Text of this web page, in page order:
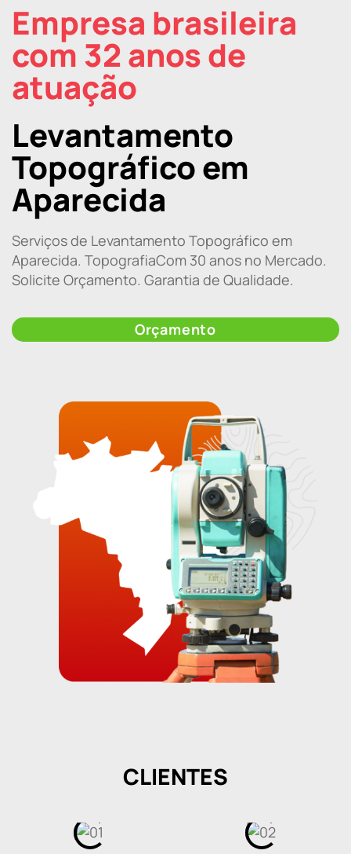
Empresa brasileira
com 32 anos de
atuação
Levantamento
Topográfico em
Aparecida
Serviços de Levantamento Topográfico em
Aparecida. TopografiaCom 30 anos no Mercado.
Solicite Orçamento. Garantia de Qualidade.
Orçamento
CLIENTES